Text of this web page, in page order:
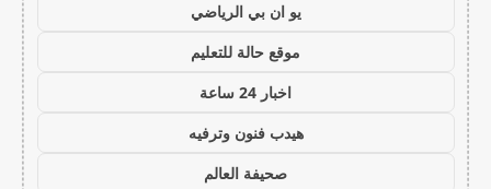
يو ان بي الرياضي
موقع حالة للتعليم
اخبار 24 ساعة
هيدب فنون وترفيه
صحيفة العالم